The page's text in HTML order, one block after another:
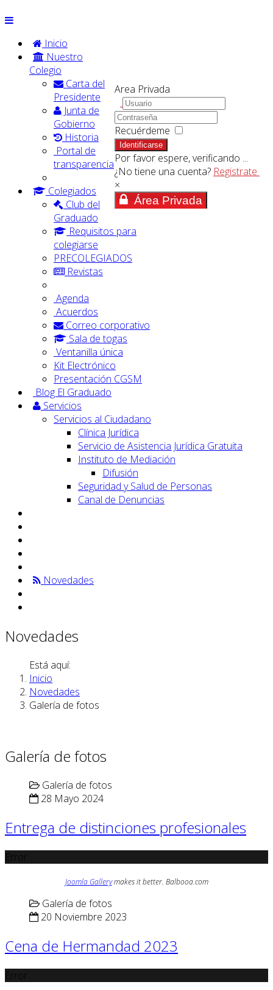
Area Privada
Recuérdeme
Identificarse
Por favor espere, verificando ...
¿No tiene una cuenta? Registrate
×
Área Privada
Inicio
Nuestro
Colegio
Carta del
Presidente
Junta de
Gobierno
Historia
Portal de
transparencia
Colegiados
Club del
Graduado
Requisitos para
colegiarse
PRECOLEGIADOS
Revistas
Agenda
Acuerdos
Correo corporativo
Sala de togas
Ventanilla única
Kit Electrónico
Presentación CGSM
Blog El Graduado
Servicios
Servicios al Ciudadano
Clínica Jurídica
Servicio de Asistencia Jurídica Gratuita
Instituto de Mediación
Difusión
Seguridad y Salud de Personas
Canal de Denuncias
Novedades
Novedades
Está aquí:
Inicio
Novedades
Galería de fotos
Galería de fotos
Galería de fotos
28 Mayo 2024
Entrega de distinciones profesionales
Joomla Gallerymakes it better. Balbooa.com
Galería de fotos
20 Noviembre 2023
Cena de Hermandad 2023